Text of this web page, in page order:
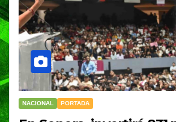
NACIONAL PORTADA